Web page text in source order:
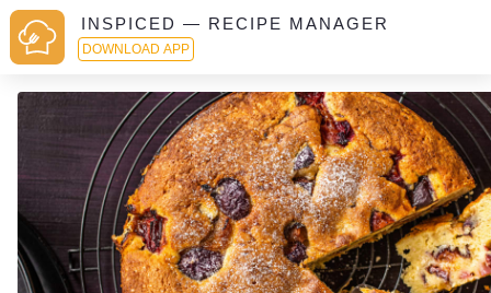
INSPICED — RECIPE MANAGER
DOWNLOAD APP